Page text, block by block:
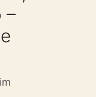
–